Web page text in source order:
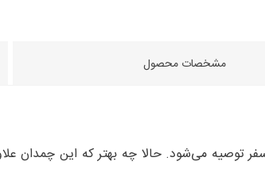
مشخصات محصول
می‌شود. حالا چه بهتر که این چمدان